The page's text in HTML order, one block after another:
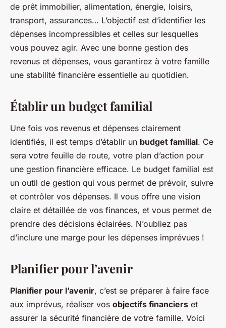
de prêt immobilier, alimentation, énergie, loisirs,
transport, assurances… L’objectif est d’identifier les
dépenses incompressibles et celles sur lesquelles
vous pouvez agir. Avec une bonne gestion des
revenus et dépenses, vous garantirez à votre famille
une stabilité financière essentielle au quotidien.
Établir un budget familial
Une fois vos revenus et dépenses clairement
identifiés, il est temps d’établir un budget familial. Ce
sera votre feuille de route, votre plan d’action pour
une gestion financière efficace. Le budget familial est
un outil de gestion qui vous permet de prévoir, suivre
et contrôler vos dépenses. Il vous offre une vision
claire et détaillée de vos finances, et vous permet de
prendre des décisions éclairées. N’oubliez pas
d’inclure une marge pour les dépenses imprévues !
Planifier pour l’avenir
Planifier pour l’avenir, c’est se préparer à faire face
aux imprévus, réaliser vos objectifs financiers et
assurer la sécurité financière de votre famille. Voici